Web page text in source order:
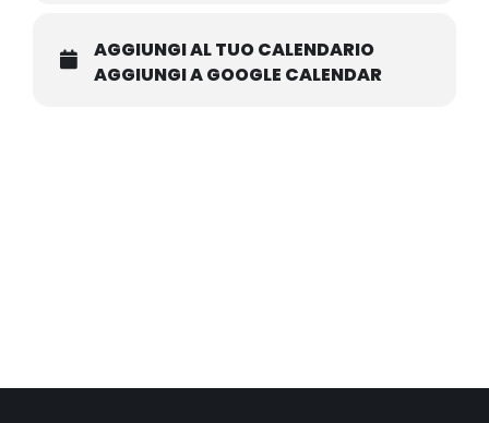
AGGIUNGI AL TUO CALENDARIO
AGGIUNGI A GOOGLE CALENDAR